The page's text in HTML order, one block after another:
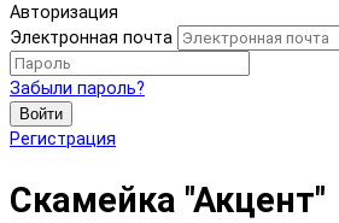
Авторизация
Электронная почта
Забыли пароль?
Войти
Регистрация
Скамейка "Акцент"